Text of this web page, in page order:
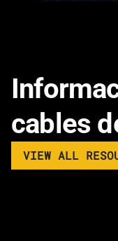
cables
VIEW ALL